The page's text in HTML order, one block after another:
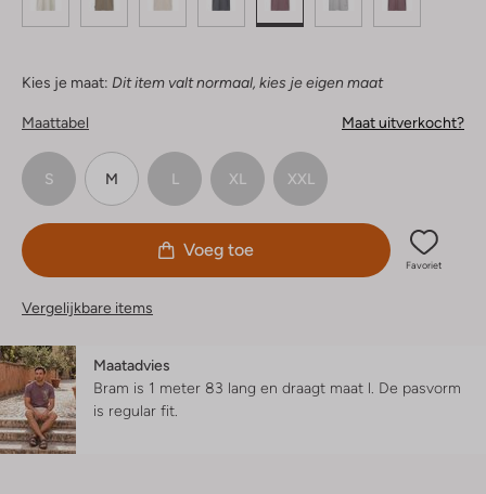
Kies je maat: Dit item valt normaal, kies je eigen maat
Maattabel Maat uitverkocht?
S M L XL XXL
Voeg toe
Favoriet
Vergelijkbare items
Maatadvies
Bram is 1 meter 83 lang en draagt maat l. De pasvorm
is regular fit